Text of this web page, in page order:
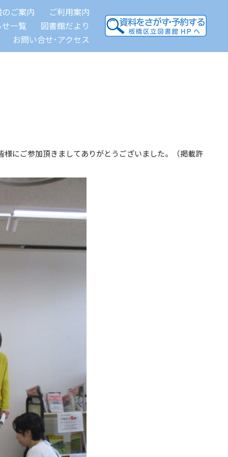
ご案内
ご利用案内
一覧
図書館だより
お問い合せ･アクセス
にご参加頂きましてありがとうございました。（掲載許